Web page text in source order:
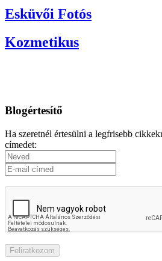
Esküvői Fotós
Kozmetikus
Blogértesítő
Ha szeretnél értesülni a legfrisebb
címedet: